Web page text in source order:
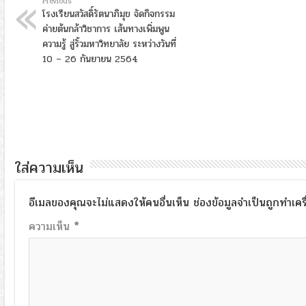
โรงเรียนสวัสดิ์รัตนาภิมุข จัดกิจกรรม
ค่ายต้นกล้าวิชาการ เส้นทางเพิ่มพูน
ความรู้ สู่รั้วมหาวิทยาลัย ระหว่างวันที่
10 – 26 กันยายน 2564
ใส่ความเห็น
อีเมลของคุณจะไม่แสดงให้คนอื่นเห็น ช่องข้อมูลจำเป็นถูกทำเค
ความเห็น *